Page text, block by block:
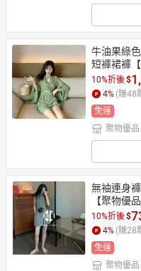
牛油果綠
短褲裙褲【
10%折後$
4% (賺48
免運
聚物優品
無袖連身
【聚物優品
10%折後$
4% (賺28
免運
聚物優品